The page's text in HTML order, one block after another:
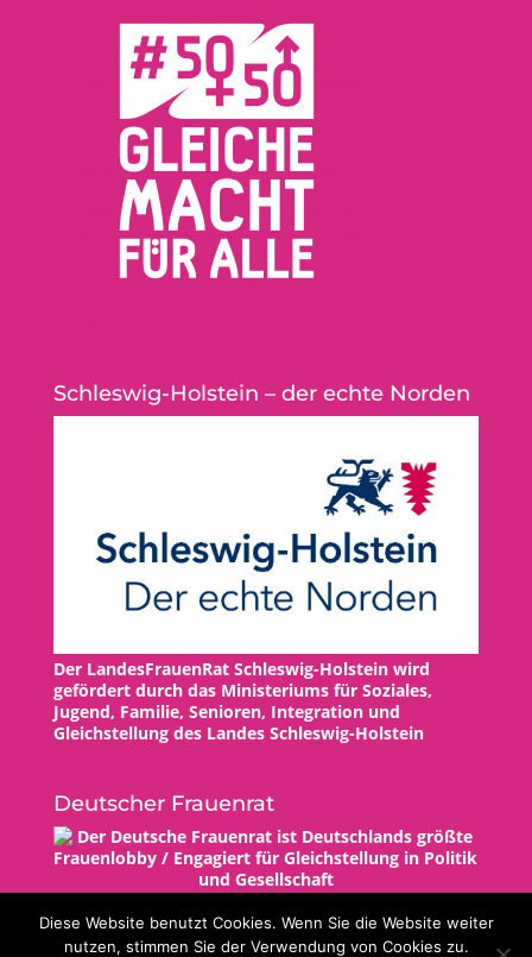
Schleswig-Holstein – der echte Norden
Der LandesFrauenRat Schleswig-Holstein wird
gefördert durch das Ministeriums für Soziales,
Jugend, Familie, Senioren, Integration und
Gleichstellung des Landes Schleswig-Holstein
Deutscher Frauenrat
Diese Website benutzt Cookies. Wenn Sie die Website weiter
nutzen, stimmen Sie der Verwendung von Cookies zu.